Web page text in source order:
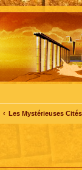
Les Mystérieuses